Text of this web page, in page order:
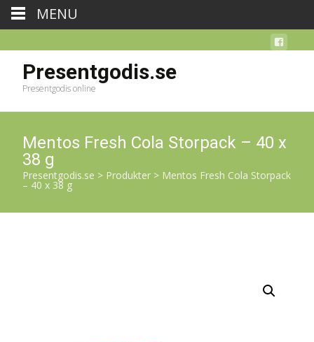
Presentgodis.se
Presentgodis online
Mentos Fresh Cola Storpack – 40 x
38 g
Presentgodis.se > Produkter > Mentos Fresh Cola Storpack
– 40 x 38 g
MENU